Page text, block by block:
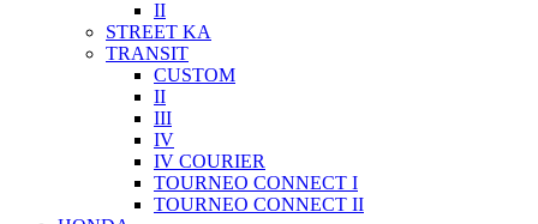
II
STREET KA
TRANSIT
CUSTOM
II
III
IV
IV COURIER
TOURNEO CONNECT I
TOURNEO CONNECT II